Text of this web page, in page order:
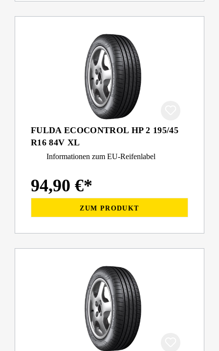
FULDA ECOCONTROL HP 2 195/45
R16 84V XL
Informationen zum EU-Reifenlabel
94,90 €*
ZUM PRODUKT